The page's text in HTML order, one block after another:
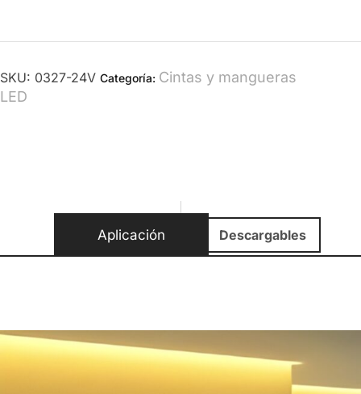
SKU: 0327-24V Categoría: Cintas y mangueras
LED
Aplicación Descargables